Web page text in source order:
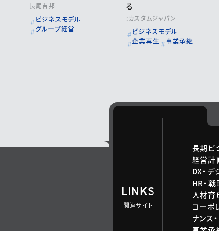
長尾吉邦
ビジネスモデル
グループ経営
る
:カスタムジャパン
ビジネスモデル
企業再生
事業承継
LINKS
関連サイト
長期ビ
経営計
DX・デ
HR・
人材育
コーポ
ナンス